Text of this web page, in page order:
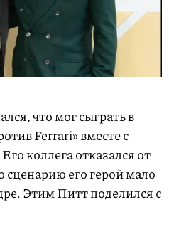
что мог сыграть в
Ferrari» вместе с
коллега отказался от
сценарию его герой мало
Этим Питт поделился с